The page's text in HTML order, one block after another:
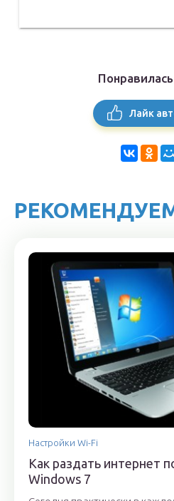
Лайк
Настройки Wi-Fi
Как раздать интернет
Windows 7